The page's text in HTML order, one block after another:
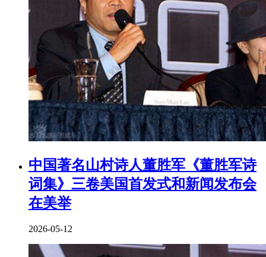
中国著名山村诗人董胜军《董胜军诗
词集》三卷美国首发式和新闻发布会
在美举
2026-05-12